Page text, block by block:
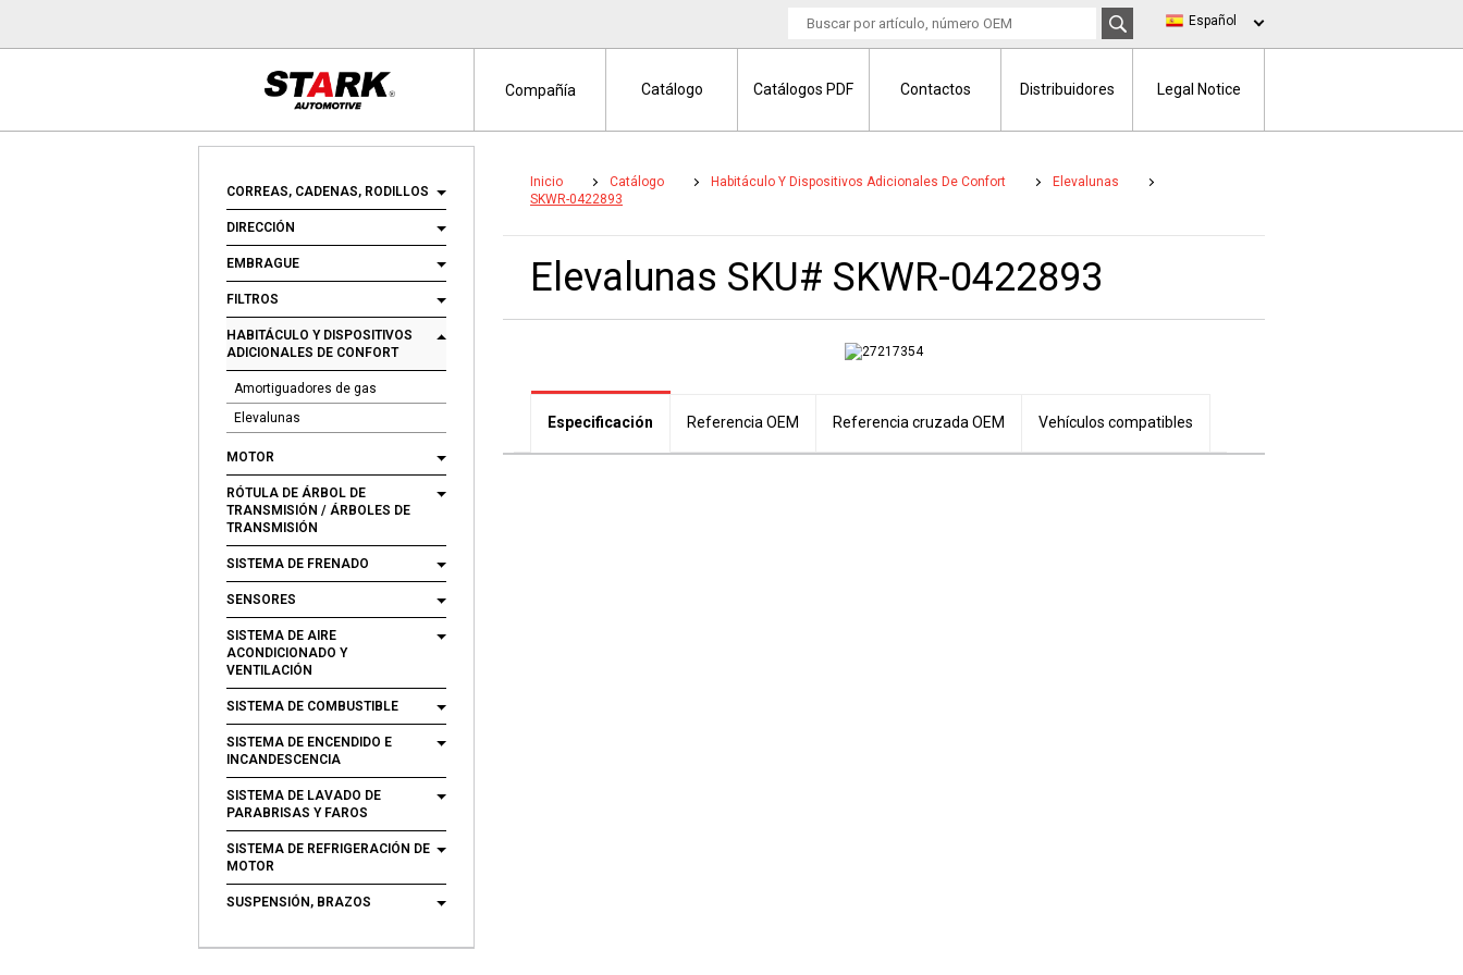
CORREAS, CADENAS, RODILLOS
DIRECCIÓN
EMBRAGUE
FILTROS
HABITÁCULO Y DISPOSITIVOS
ADICIONALES DE CONFORT
Amortiguadores de gas
Elevalunas
MOTOR
RÓTULA DE ÁRBOL DE
TRANSMISIÓN / ÁRBOLES DE
TRANSMISIÓN
SISTEMA DE FRENADO
SENSORES
SISTEMA DE AIRE
ACONDICIONADO Y
VENTILACIÓN
SISTEMA DE COMBUSTIBLE
SISTEMA DE ENCENDIDO E
INCANDESCENCIA
SISTEMA DE LAVADO DE
PARABRISAS Y FAROS
SISTEMA DE REFRIGERACIÓN DE
MOTOR
SUSPENSIÓN, BRAZOS
Inicio Catálogo Habitáculo Y Dispositivos Adicionales De Confort
Elevalunas
SKWR-0422893
Elevalunas SKU# SKWR-0422893
Especificación Referencia OEM Referencia cruzada OEM Vehículos compatibles
Español
Compañía Catálogo Catálogos PDF Contactos Distribuidores Legal Notice